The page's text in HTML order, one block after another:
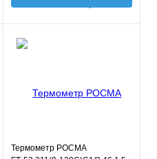
Термометр РОСМА